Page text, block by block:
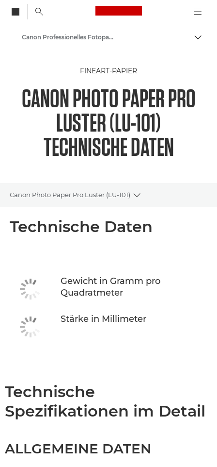
Canon Logo, back
Auf
Fotopapier – A4, A3, A3+, A2, 4x6, 5x5, 5x7 – Hochglanz, Matt, Luster
Canon Professionelles Fotopapier Luster LU-101 – A4, A3, A3+, A2
FINEART-PAPIER
CANON PHOTO PAPER PRO
LUSTER (LU-101)
TECHNISCHE DATEN
Canon Photo Paper Pro Luster (LU-101)
Toggle breadcrumbs
Technische Daten
Gewicht in Gramm pro
Quadratmeter
Stärke in Millimeter
Technische
Spezifikationen im Detail
ALLGEMEINE DATEN